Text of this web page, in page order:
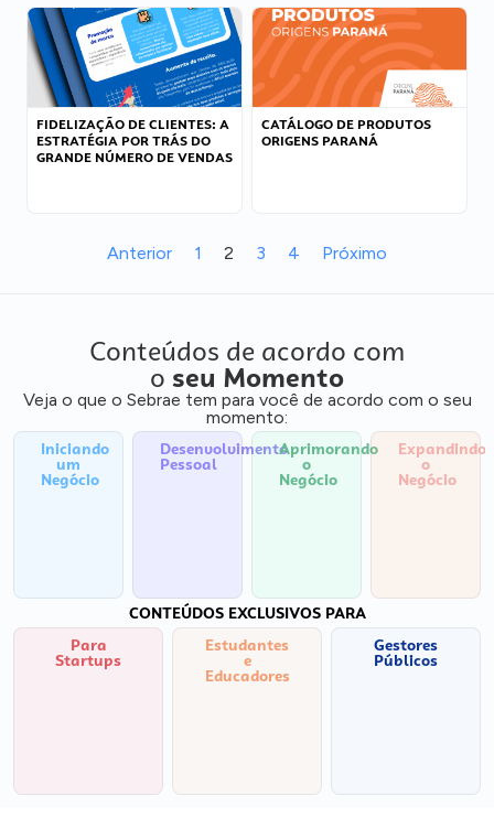
FIDELIZAÇÃO DE CLIENTES: A
ESTRATÉGIA POR TRÁS DO
GRANDE NÚMERO DE VENDAS
CATÁLOGO DE PRODUTOS
ORIGENS PARANÁ
Anterior 1 2 3 4 Próximo
Conteúdos de acordo com
o seu Momento
Veja o que o Sebrae tem para você de acordo com o seu
momento:
Iniciando
um
Negócio
Desenvolvimento
Pessoal
Aprimorando
o
Negócio
Expandindo
o
Negócio
CONTEÚDOS EXCLUSIVOS PARA
Para
Startups
Estudantes
e
Educadores
Gestores
Públicos